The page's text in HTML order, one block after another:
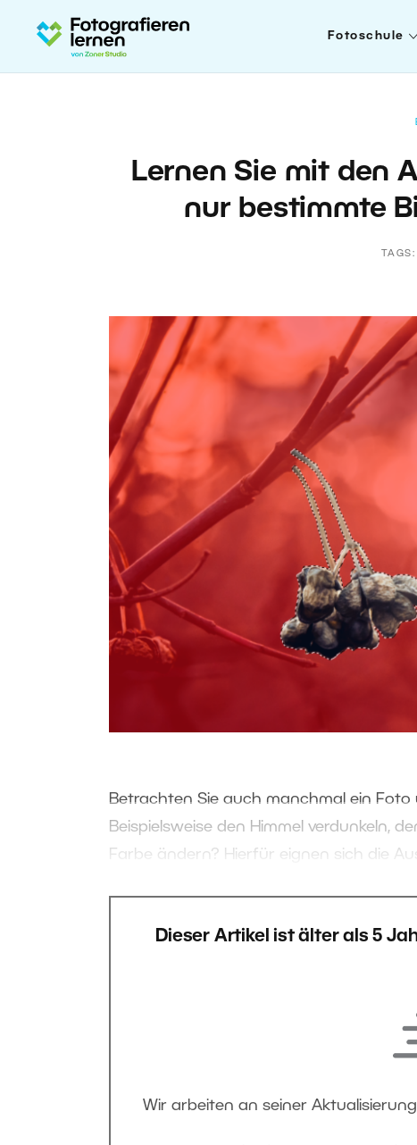
Fotoschule
Lernen Sie mit den
nur bestimmte
TAGS:
Betrachten Sie auch manchmal ein Foto
Beispielsweise den Himmel verdunkeln,
Farbe ändern? Hierfür eignen sich die
Dieser Artikel ist älter als 5
Wir arbeiten an seiner